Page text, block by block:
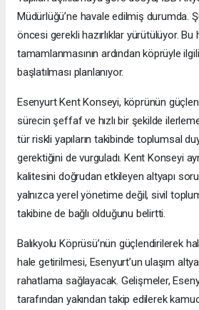
Müdürlüğü’ne havale edilmiş durumda.
öncesi gerekli hazırlıklar yürütülüyor. Bu
tamamlanmasının ardından köprüyle
başlatılması planlanıyor.
Esenyurt Kent Konseyi, köprünün
sürecin şeffaf ve hızlı bir şekilde
tür riskli yapıların takibinde toplumsal
gerektiğini de vurguladı. Kent Konseyi
kalitesini doğrudan etkileyen altyapı
yalnızca yerel yönetime değil, sivil
takibine de bağlı olduğunu belirtti.
Balıkyolu Köprüsü’nün güçlendirilerek
hale getirilmesi, Esenyurt’un ulaşım
rahatlama sağlayacak. Gelişmeler,
tarafından yakından takip edilerek